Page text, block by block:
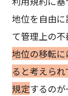
地位を自由
て管理上の不
地位の移転
ると考えら
規定するの